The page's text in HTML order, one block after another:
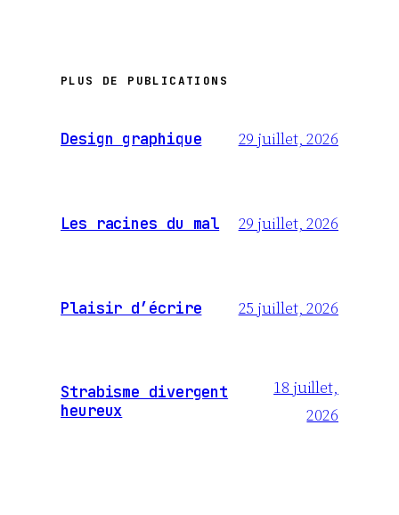
PLUS DE PUBLICATIONS
Design graphique 29 juillet, 2026
Les racines du mal 29 juillet, 2026
Plaisir d’écrire 25 juillet, 2026
Strabisme divergent
heureux
18 juillet,
2026